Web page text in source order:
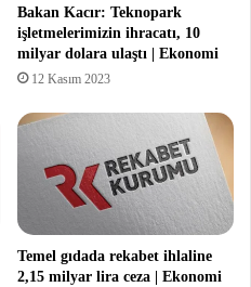
Bakan Kacır: Teknopark
işletmelerimizin ihracatı, 10
milyar dolara ulaştı | Ekonomi
12 Kasım 2023
Temel gıdada rekabet ihlaline
2,15 milyar lira ceza | Ekonomi